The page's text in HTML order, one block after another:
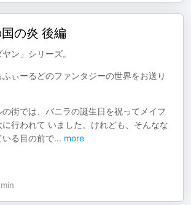
の炎 後編
ン」シリーズ。
ぃーるどのファンタジーの世界をお送り
街では、バニラの誕生日を祝ってメイフ
に行われて いました。けれども、そんなな
る目の前で... more